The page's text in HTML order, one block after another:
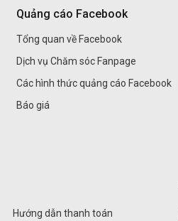
Quảng cáo Facebook
Tổng quan về Facebook
Dịch vụ Chăm sóc Fanpage
Các hình thức quảng cáo Facebook
Báo giá
Hướng dẫn thanh toán